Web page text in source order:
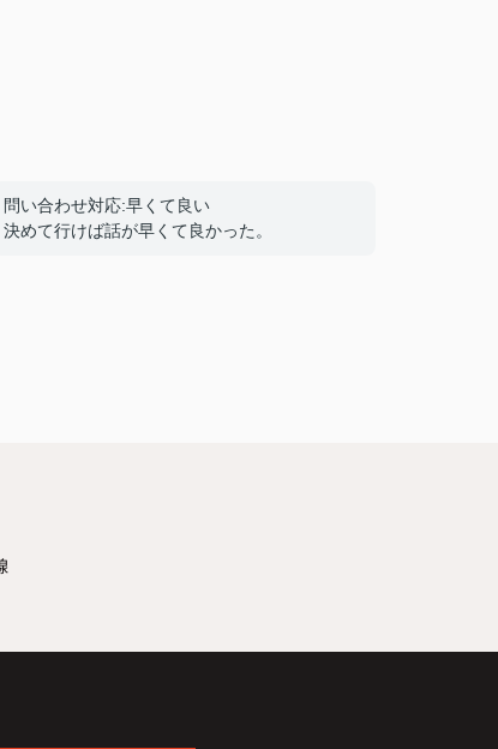
問い合わせ対応:早くて良い
決めて行けば話が早くて良かった。